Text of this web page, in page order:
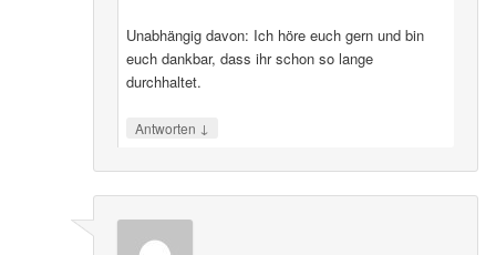
Unabhängig davon: Ich höre euch gern und bin
euch dankbar, dass ihr schon so lange
durchhaltet.
Antworten ↓